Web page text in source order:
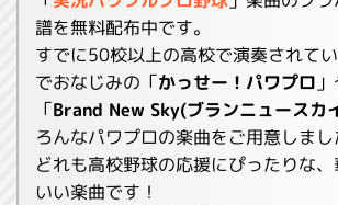
譜を無料配布中です。
すでに50校以上の高校で演奏されて
でおなじみの「かっせー！パワプロ
「Brand New Sky(ブランニュースカ
ろんなパワプロの楽曲をご用意しまし
どれも高校野球の応援にぴったりな
いい楽曲です！